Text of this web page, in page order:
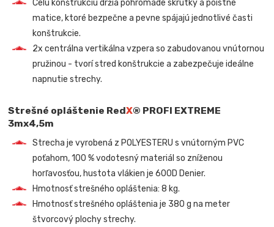
Celú konštrukciu držia pohromade skrutky a poistné
matice, ktoré bezpečne a pevne spájajú jednotlivé časti
konštrukcie.
2x centrálna vertikálna vzpera so zabudovanou vnútornou
pružinou - tvorí stred konštrukcie a zabezpečuje ideálne
napnutie strechy.
Strešné opláštenie RedX® PROFI EXTREME
3mx4,5m
Strecha je vyrobená z POLYESTERU s vnútorným PVC
poťahom, 100 % vodotesný materiál so zníženou
horľavosťou, hustota vlákien je 600D Denier.
Hmotnosť strešného opláštenia: 8 kg.
Hmotnosť strešného opláštenia je 380 g na meter
štvorcový plochy strechy.